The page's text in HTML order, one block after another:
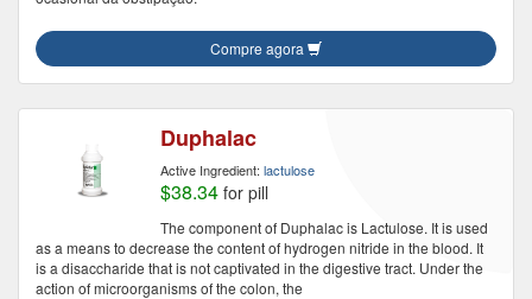
Compre agora
Duphalac
Active Ingredient: lactulose
$38.34 for pill
The component of Duphalac is Lactulose. It is used
as a means to decrease the content of hydrogen nitride in the blood. It
is a disaccharide that is not captivated in the digestive tract. Under the
action of microorganisms of the colon, the